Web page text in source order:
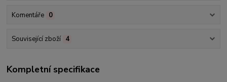
Komentáře 0
Související zboží 4
Kompletní specifikace